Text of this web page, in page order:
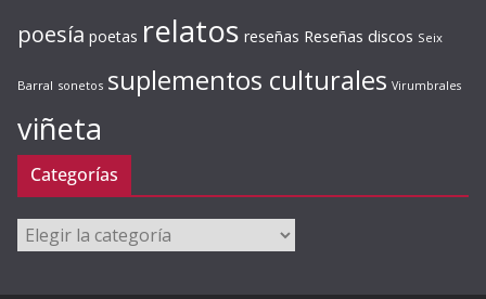
poesía poetas relatos reseñas Reseñas discos Seix
Barral sonetos suplementos culturales Virumbrales
viñeta
Categorías
Categorías